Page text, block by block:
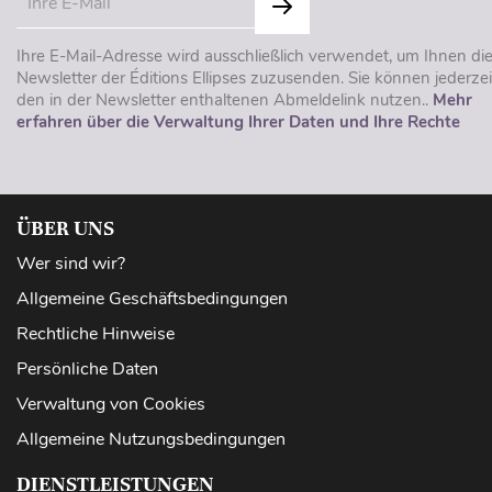
Ihre E-Mail-Adresse wird ausschließlich verwendet, um Ihnen die
Newsletter der Éditions Ellipses zuzusenden. Sie können
den in der Newsletter enthaltenen Abmeldelink nutzen.. Mehr
erfahren über die Verwaltung Ihrer Daten und Ihre Rechte
ÜBER UNS
Wer sind wir?
Allgemeine Geschäftsbedingungen
Rechtliche Hinweise
Persönliche Daten
Verwaltung von Cookies
Allgemeine Nutzungsbedingungen
DIENSTLEISTUNGEN